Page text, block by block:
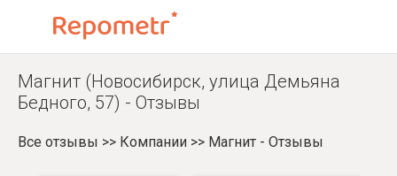
Магнит (Новосибирск, улица Демьяна
Бедного, 57) - Отзывы
Все отзывы >> Компании >> Магнит - Отзывы